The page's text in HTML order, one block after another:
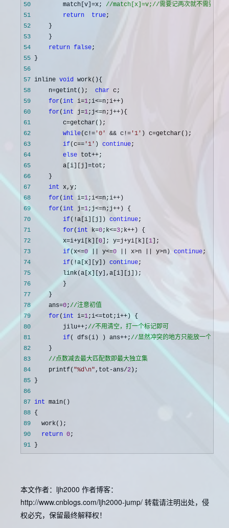
50
         match[v]=x;
//match[x]=v; //需要记两次就不需要两边
51
return true
52
53
54
return false
55
56
57 inline void
58
     n=getint();
char
59
for (int i=1;i<=n;i++
60
for (int j=1;j<=n;j++
61
         c=
62
while(c!= '0 ' && c!= ' 1 ' ) c=
63
if(c== ' 1 ' ) continue
64
else tot++
65
         a[i][j]=
66
67
int
68
for(int i=1;i<=n;i++
69
for (int j=1;j<=n;j++
70
if(!a[i][j]) continue
71
for(int k=0;k<=3;k++
72
         x=i+yi[k][
0 ]; y=j+yi[k][ 1
73
if(x<=0 || y<=0 || x>n || y>n) continue
74
if(!a[x][y]) continue
75
76
77
78
     ans=
0; //注意初值
79
for (int i=1;i<=tot;i++
80
         jilu++;
//不用清空，打一个标记即可
81
if( dfs(i) ) ans++; //显然冲突的地方只能放一个
82
83
//点数减去最大匹配数即最大独立集
84
     printf(
"%d\n" ,tot-ans/2
85
86
87 int
88
89
90
return 0
91 }
本文作者：ljh2000 作者博客：
http://www.cnblogs.com/ljh2000-jump/ 转载请注明出处，侵
权必究，保留最终解释权！